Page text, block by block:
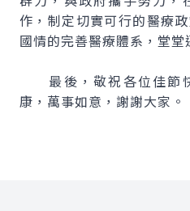
作，制定切實可行的醫療
國情的完善醫療體系，堂堂
最後，敬祝各位佳節
康，萬事如意，謝謝大家。